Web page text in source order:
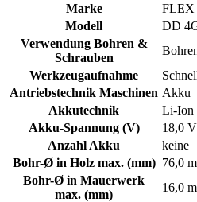
Marke
FLEX
Modell
DD
Verwendung Bohren &
Schrauben
Werkzeugaufnahme
Antriebstechnik Maschinen Akku
Akkutechnik
Li-Ion
Akku-Spannung (V)
18,0 V
Anzahl Akku
keine
Bohr-Ø in Holz max. (mm) 76,0
Bohr-Ø in Mauerwerk
max. (mm)
16,0